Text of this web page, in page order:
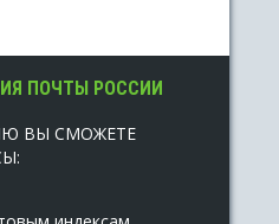
ПОЧТЫ РОССИИ
ВЫ СМОЖЕТЕ